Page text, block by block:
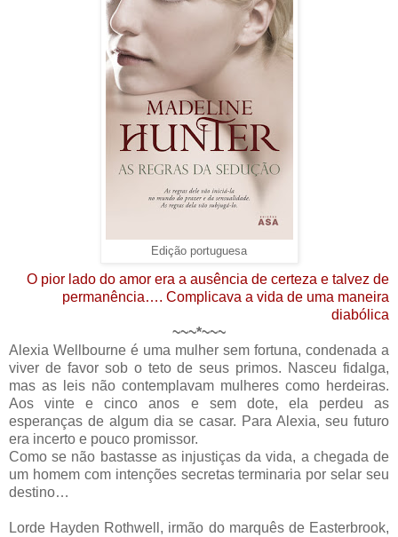
Edição portuguesa
O pior lado do amor era a ausência de certeza e talvez de
permanência…. Complicava a vida de uma maneira
diabólica
~~~*~~~
Alexia Wellbourne é uma mulher sem fortuna, condenada a
viver de favor sob o teto de seus primos. Nasceu fidalga,
mas as leis não contemplavam mulheres como herdeiras.
Aos vinte e cinco anos e sem dote, ela perdeu as
esperanças de algum dia se casar. Para Alexia, seu futuro
era incerto e pouco promissor.
Como se não bastasse as injustiças da vida, a chegada de
um homem com intenções secretas terminaria por selar seu
destino…
Lorde Hayden Rothwell, irmão do marquês de Easterbrook,